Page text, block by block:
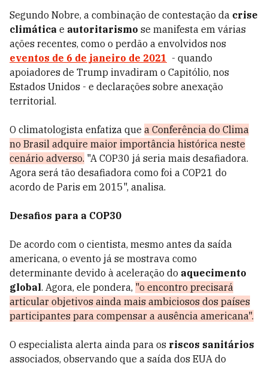
Segundo Nobre, a combinação de contestação da crise
climática e autoritarismo se manifesta em várias
ações recentes, como o perdão a envolvidos nos
eventos de 6 de janeiro de 2021 - quando
apoiadores de Trump invadiram o Capitólio, nos
Estados Unidos - e declarações sobre anexação
territorial.
O climatologista enfatiza que a Conferência do Clima
no Brasil adquire maior importância histórica neste
cenário adverso. "A COP30 já seria mais desafiadora.
Agora será tão desafiadora como foi a COP21 do
acordo de Paris em 2015", analisa.
Desafios para a COP30
De acordo com o cientista, mesmo antes da saída
americana, o evento já se mostrava como
determinante devido à aceleração do aquecimento
global. Agora, ele pondera, "o encontro precisará
articular objetivos ainda mais ambiciosos dos países
participantes para compensar a ausência americana".
O especialista alerta ainda para os riscos sanitários
associados, observando que a saída dos EUA do